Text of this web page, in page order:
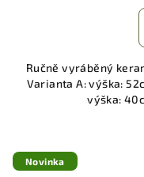
Ručně vyráběný
Varianta A: výška:
výška:
Novinka